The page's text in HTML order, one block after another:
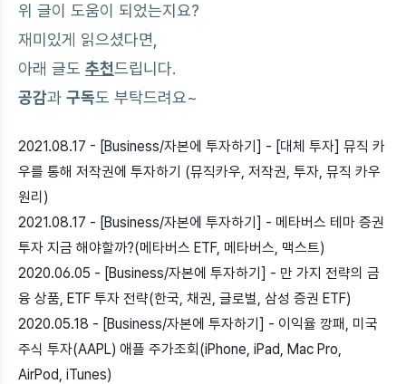
위 글이 도움이 되었는지요?
재미있게 읽으셨다면,
아래 글도 추천드립니다.
공감과 구독도 부탁드려요~
2021.08.17 - [Business/자본에 투자하기] - [대체 투자] 뮤직 카
우를 통해 저작권에 투자하기 (뮤직카우, 저작권, 투자, 뮤직 카우
원리)
2021.08.17 - [Business/자본에 투자하기] - 메타버스 테마 증권
투자 지금 해야할까?(메타버스 ETF, 메타버스, 맥스트)
2020.06.05 - [Business/자본에 투자하기] - 만 가지 전략의 금
융 상품, ETF 투자 전략(한국, 채권, 글로벌, 삼성 증권 ETF)
2020.05.18 - [Business/자본에 투자하기] - 이익율 깡패, 미국
주식 투자(AAPL) 애플 주가조회(iPhone, iPad, Mac Pro,
AirPod, iTunes)